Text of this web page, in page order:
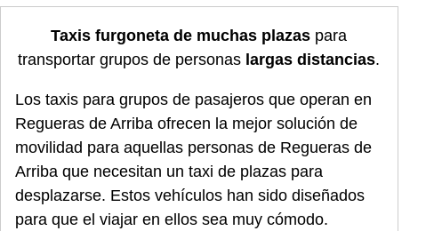
Taxis furgoneta de muchas plazas para
transportar grupos de personas largas distancias.
Los taxis para grupos de pasajeros que operan en
Regueras de Arriba ofrecen la mejor solución de
movilidad para aquellas personas de Regueras de
Arriba que necesitan un taxi de plazas para
desplazarse. Estos vehículos han sido diseñados
para que el viajar en ellos sea muy cómodo.